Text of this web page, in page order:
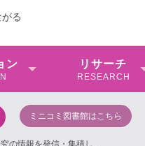
る
ン リサーチ
RESEARCH
ミニコミ図書館はこちら
の情報を発信・集積し、